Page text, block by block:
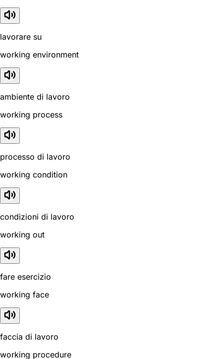
lavorare su
working environment
ambiente di lavoro
working process
processo di lavoro
working condition
condizioni di lavoro
working out
fare esercizio
working face
faccia di lavoro
working procedure